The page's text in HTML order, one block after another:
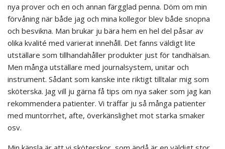
nya prover och en och annan färgglad penna. Döm om min
förvåning när både jag och mina kollegor blev både snopna
och besvikna. Man brukar ju bära hem en hel del påsar av
olika kvalité med varierat innehåll. Det fanns väldigt lite
utställare som tillhandahåller produkter just för tandhälsan.
Men många utställare med journalsystem, unitar och
instrument. Sådant som kanske inte riktigt tilltalar mig som
sköterska. Jag vill ju gärna få tips om nya saker som jag kan
rekommendera patienter. Vi träffar ju så många patienter
med muntorrhet, afte, överkänslighet mot starka smaker
osv.